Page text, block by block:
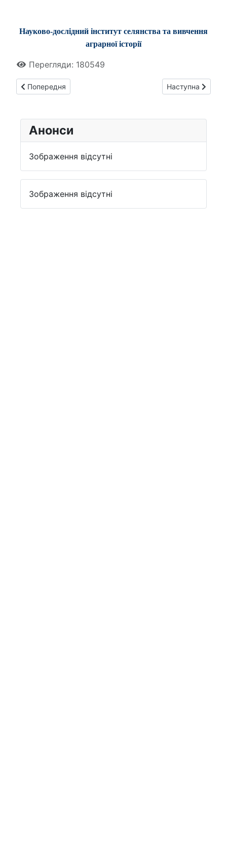
Науково-дослідний інститут селянства та вивчення
аграрної історії
Перегляди: 180549
Попередня стаття: Сергій Корновенко опублікував розділ
Попередня Наступна
Наступна
Анонси
Зображення відсутні
Зображення відсутні